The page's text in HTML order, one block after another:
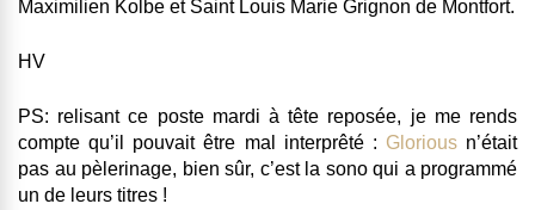
Maximilien Kolbe et Saint Louis Marie Grignon de Montfort.
HV
PS: relisant ce poste mardi à tête reposée, je me rends
compte qu’il pouvait être mal interprêté : Gloriousn’était
pas au pèlerinage, bien sûr, c’est la sono qui a programmé
un de leurs titres !